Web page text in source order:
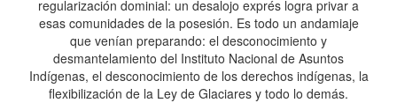
regularización dominial: un desalojo exprés logra privar a
esas comunidades de la posesión. Es todo un andamiaje
que venían preparando: el desconocimiento y
desmantelamiento del Instituto Nacional de Asuntos
Indígenas, el desconocimiento de los derechos indígenas, la
flexibilización de la Ley de Glaciares y todo lo demás.